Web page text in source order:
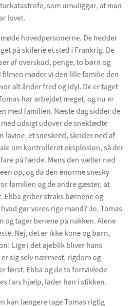
som umuliggør, at man
lovet.
hovedpersonerne. De hedder
på skiferie et sted i Frankrig. De
af overskud, penge, to børn og
møder vi den lille familie den
alt ånder fred og idyl. De er taget
har arbejdet meget, og nu er
med familien. Næste dag sidder de
udsigt udover de sneklædte
lavine, et sneskred, skrider ned af
om kontrolleret eksplosion, så der
på færde. Mens den vælter ned
op, og da den enorme snesky
familien og de andre gæster, at
Ebba griber straks børnene og
gør vores rige mand? Jo, Tomas
og tager benene på nakken. Alene
Nej, det er ikke kone og børn,
Lige i det øjeblik bliver hans
sig selv nærmest, rigdom og
først. Ebba og de to fortvivlede
fars hjælp, lader han i stikken.
kan længere tage Tomas rigtig